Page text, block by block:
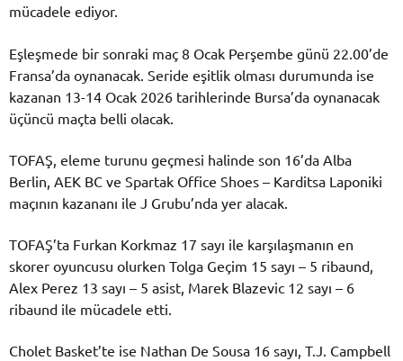
mücadele ediyor.
Eşleşmede bir sonraki maç 8 Ocak Perşembe günü 22.00’de
Fransa’da oynanacak. Seride eşitlik olması durumunda ise
kazanan 13-14 Ocak 2026 tarihlerinde Bursa’da oynanacak
üçüncü maçta belli olacak.
TOFAŞ, eleme turunu geçmesi halinde son 16’da Alba
Berlin, AEK BC ve Spartak Office Shoes – Karditsa Laponiki
maçının kazananı ile J Grubu’nda yer alacak.
TOFAŞ’ta Furkan Korkmaz 17 sayı ile karşılaşmanın en
skorer oyuncusu olurken Tolga Geçim 15 sayı – 5 ribaund,
Alex Perez 13 sayı – 5 asist, Marek Blazevic 12 sayı – 6
ribaund ile mücadele etti.
Cholet Basket’te ise Nathan De Sousa 16 sayı, T.J. Campbell